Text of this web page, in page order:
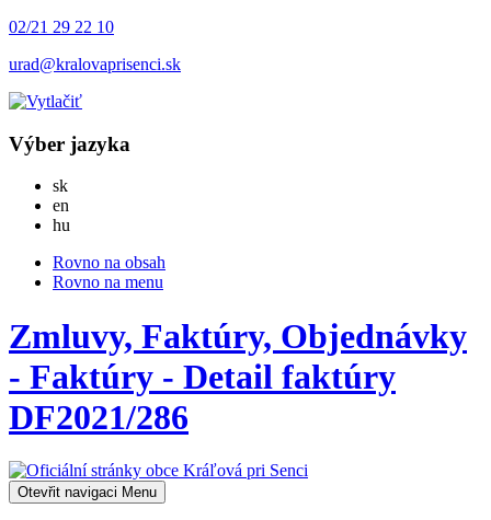
02/21 29 22 10
urad@kralovaprisenci.sk
Výber jazyka
skSlovensky
en
hu
Rovno na obsah
Rovno na menu
Zmluvy, Faktúry, Objednávky
- Faktúry - Detail faktúry
DF2021/286
Otevřit navigaci Menu